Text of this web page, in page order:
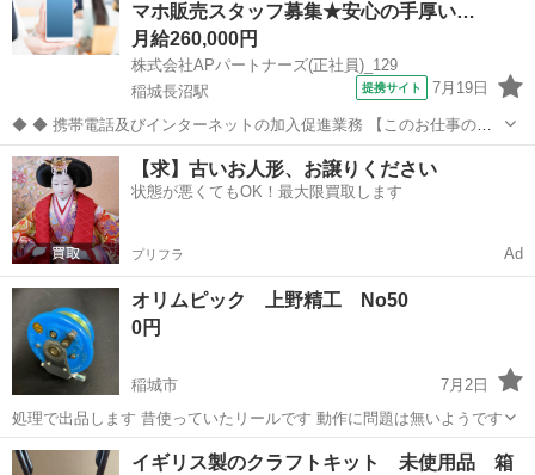
マホ販売スタッフ募集★安心の手厚い…
月給260,000円
株式会社APパートナーズ(正社員)_129
稲城長沼駅
提携サイト 7月19日
◆ ◆ 携帯電話及びインターネットの加入促進業務 【このお仕事のお
すすめポイント】 ・ゼロからでも始められる充実の研修制度！ ・分か
らないことは先輩スタッフにすぐ聞ける！手厚いサポート体制あり！
・働きやすい環境で長く...
東京 稲城市 稲城長沼駅 携帯ショップ
【求】古いお人形、お譲りください
状態が悪くてもOK！最大限買取します
プリフラ Ad
オリムピック 上野精工 No50
0円
稲城市
7月2日
処理で出品します 昔使っていたリールです 動作に問題は無いようです
東京 稲城市 その他 オリムピック
イギリス製のクラフトキット 未使用品 箱